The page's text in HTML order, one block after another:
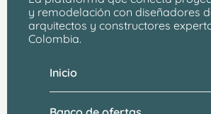
y remodelación con diseñadores
arquitectos y constructores
Colombia.
Inicio